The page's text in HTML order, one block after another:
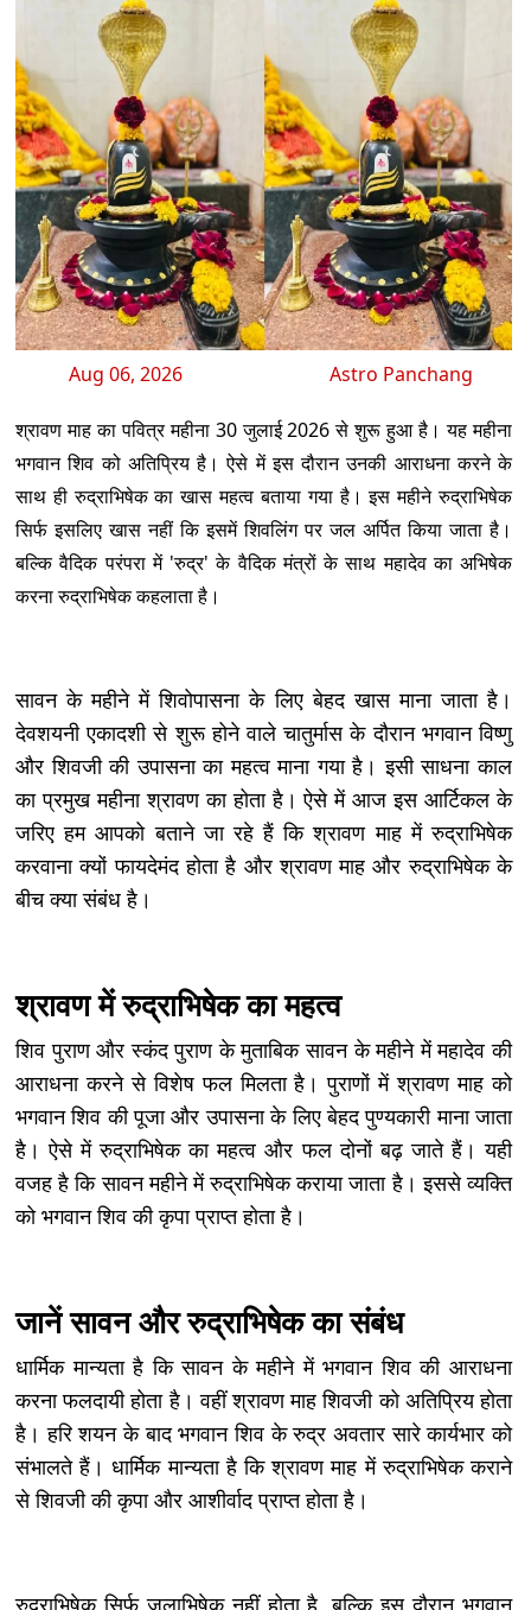
Aug 06, 2026 Astro Panchang
श्रावण माह का पवित्र महीना 30 जुलाई 2026 से शुरू हुआ है। यह महीना
भगवान शिव को अतिप्रिय है। ऐसे में इस दौरान उनकी आराधना करने के
साथ ही रुद्राभिषेक का खास महत्व बताया गया है। इस महीने रुद्राभिषेक
सिर्फ इसलिए खास नहीं कि इसमें शिवलिंग पर जल अर्पित किया जाता है।
बल्कि वैदिक परंपरा में 'रुद्र' के वैदिक मंत्रों के साथ महादेव का अभिषेक
करना रुद्राभिषेक कहलाता है।
सावन के महीने में शिवोपासना के लिए बेहद खास माना जाता है।
देवशयनी एकादशी से शुरू होने वाले चातुर्मास के दौरान भगवान विष्णु
और शिवजी की उपासना का महत्व माना गया है। इसी साधना काल
का प्रमुख महीना श्रावण का होता है। ऐसे में आज इस आर्टिकल के
जरिए हम आपको बताने जा रहे हैं कि श्रावण माह में रुद्राभिषेक
करवाना क्यों फायदेमंद होता है और श्रावण माह और रुद्राभिषेक के
बीच क्या संबंध है।
श्रावण में रुद्राभिषेक का महत्व
शिव पुराण और स्कंद पुराण के मुताबिक सावन के महीने में महादेव की
आराधना करने से विशेष फल मिलता है। पुराणों में श्रावण माह को
भगवान शिव की पूजा और उपासना के लिए बेहद पुण्यकारी माना जाता
है। ऐसे में रुद्राभिषेक का महत्व और फल दोनों बढ़ जाते हैं। यही
वजह है कि सावन महीने में रुद्राभिषेक कराया जाता है। इससे व्यक्ति
को भगवान शिव की कृपा प्राप्त होता है।
जानें सावन और रुद्राभिषेक का संबंध
धार्मिक मान्यता है कि सावन के महीने में भगवान शिव की आराधना
करना फलदायी होता है। वहीं श्रावण माह शिवजी को अतिप्रिय होता
है। हरि शयन के बाद भगवान शिव के रुद्र अवतार सारे कार्यभार को
संभालते हैं। धार्मिक मान्यता है कि श्रावण माह में रुद्राभिषेक कराने
से शिवजी की कृपा और आशीर्वाद प्राप्त होता है।
रुद्राभिषेक सिर्फ जलाभिषेक नहीं होता है, बल्कि इस दौरान भगवान